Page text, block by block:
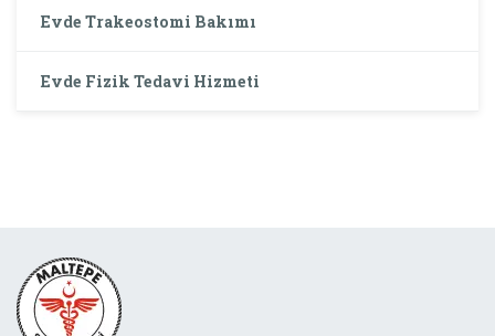
Evde Trakeostomi Bakımı
Evde Fizik Tedavi Hizmeti